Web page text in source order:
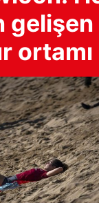
ortamı